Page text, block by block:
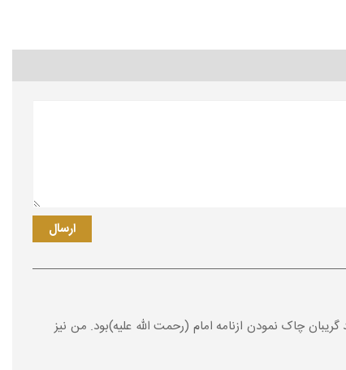
درحد گریبان چاک نمودن ازنامه امام (رحمت الله علیه)بود. من نیز